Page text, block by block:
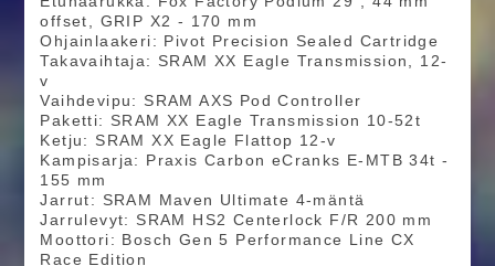
offset, GRIP X2 - 170 mm
Ohjainlaakeri: Pivot Precision Sealed Cartridge
Takavaihtaja: SRAM XX Eagle Transmission, 12-
v
Vaihdevipu: SRAM AXS Pod Controller
Paketti: SRAM XX Eagle Transmission 10-52t
Ketju: SRAM XX Eagle Flattop 12-v
Kampisarja: Praxis Carbon eCranks E-MTB 34t -
155 mm
Jarrut: SRAM Maven Ultimate 4-mäntä
Jarrulevyt: SRAM HS2 Centerlock F/R 200 mm
Moottori: Bosch Gen 5 Performance Line CX
Race Edition